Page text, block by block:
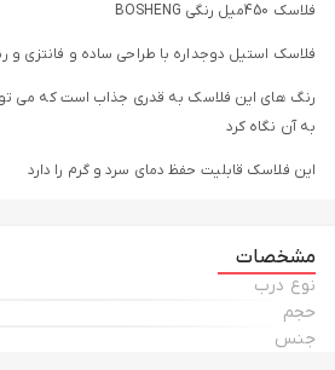
فلاسک 450میل رنگی BOSHENG
فلاسک استیل دوجداره با طراحی ساده و فانتزی
رنگ های این فلاسک به قدری جذاب است که می
به آن نگاه کرد
این فلاسک قابلیت حفظ دمای سرد و گرم را دارد
مشخصات
نوع درب
حجم
جنس